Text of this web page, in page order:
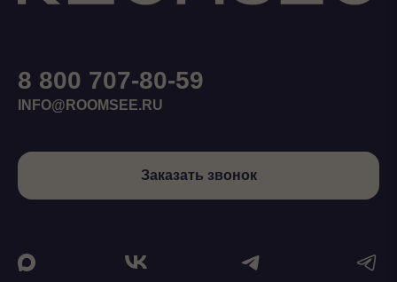
8 800 707-80-59
INFO@ROOMSEE.RU
Заказать звонок